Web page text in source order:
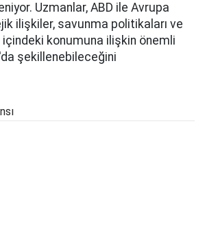
Uzmanlar, ABD ile Avrupa
ilişkiler, savunma politikaları ve
içindeki konumuna ilişkin önemli
şekillenebileceğini